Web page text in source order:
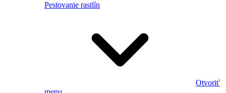
Pestovanie rastlín
Otvoriť